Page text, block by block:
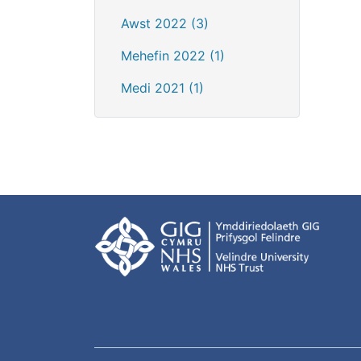
Awst 2022 (3)
Mehefin 2022 (1)
Medi 2021 (1)